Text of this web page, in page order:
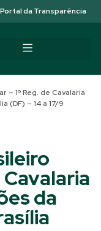
Portal da Transparência
– 1º Reg. de Cavalaria
(DF) – 14 a 17/9
Cavalaria
da